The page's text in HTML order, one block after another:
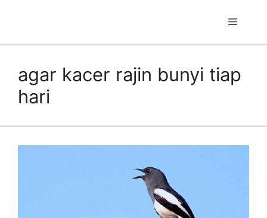
Menu
agar kacer rajin bunyi tiap
hari